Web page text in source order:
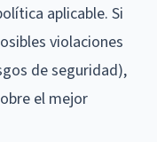
aplicable. Si
violaciones
de seguridad),
el mejor